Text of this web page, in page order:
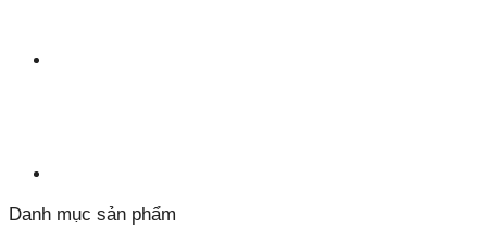
Danh mục sản phẩm